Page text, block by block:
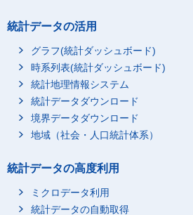
統計データの活用
グラフ(統計ダッシュボード)
時系列表(統計ダッシュボード)
統計地理情報システム
統計データダウンロード
境界データダウンロード
地域（社会・人口統計体系）
統計データの高度利用
ミクロデータ利用
統計データの自動取得